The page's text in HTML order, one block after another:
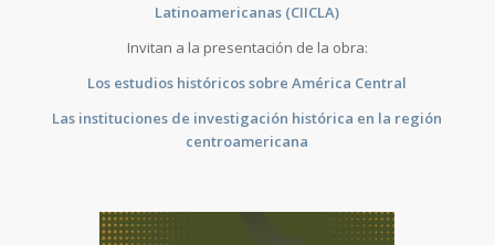
Latinoamericanas (CIICLA)
Invitan a la presentación de la obra:
Los estudios históricos sobre América Central
Las instituciones de investigación histórica en la región
centroamericana